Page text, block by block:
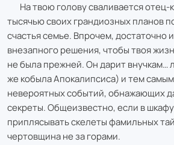
На твою голову сваливается отец-
тысячью своих грандиозных планов
счастья семье. Впрочем, достаточно
внезапного решения, чтобы твоя
не была прежней. Он дарит внучкам…
же кобыла Апокалипсиса) и тем
невероятных событий, обнажающих
секреты. Общеизвестно, если в
приплясывать скелеты фамильных
чертовщина не за горами.